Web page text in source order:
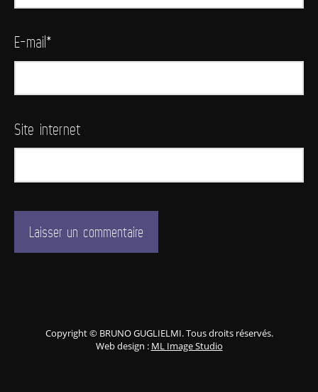
E-mail*
Site internet
Copyright © BRUNO GUGLIELMI. Tous droits réservés.
Web design : ML Image Studio